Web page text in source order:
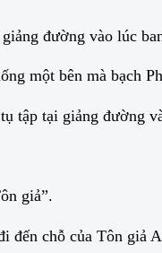
đường vào lúc
một bên mà bạch
tập tại giảng đường
giả”.
chỗ của Tôn giả